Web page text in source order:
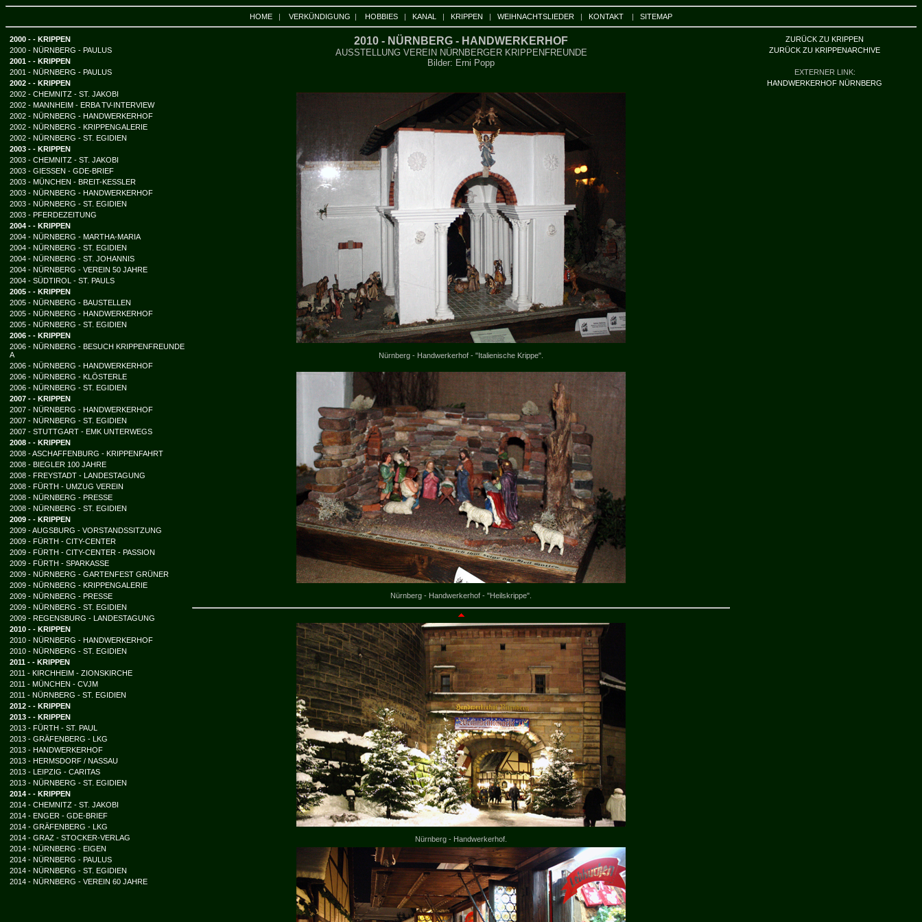
HOME | VERKÜNDIGUNG | HOBBIES | KANAL | KRIPPEN | WEIHNACHTSLIEDER | KONTAKT | SITEMAP
2000 - - KRIPPEN
2000 - NÜRNBERG - PAULUS
2001 - - KRIPPEN
2001 - NÜRNBERG - PAULUS
2002 - - KRIPPEN
2002 - CHEMNITZ - ST. JAKOBI
2002 - MANNHEIM - ERBA TV-INTERVIEW
2002 - NÜRNBERG - HANDWERKERHOF
2002 - NÜRNBERG - KRIPPENGALERIE
2002 - NÜRNBERG - ST. EGIDIEN
2003 - - KRIPPEN
2003 - CHEMNITZ - ST. JAKOBI
2003 - GIESSEN - GDE-BRIEF
2003 - MÜNCHEN - BREIT-KESSLER
2003 - NÜRNBERG - HANDWERKERHOF
2003 - NÜRNBERG - ST. EGIDIEN
2003 - PFERDEZEITUNG
2004 - - KRIPPEN
2004 - NÜRNBERG - MARTHA-MARIA
2004 - NÜRNBERG - ST. EGIDIEN
2004 - NÜRNBERG - ST. JOHANNIS
2004 - NÜRNBERG - VEREIN 50 JAHRE
2004 - SÜDTIROL - ST. PAULS
2005 - - KRIPPEN
2005 - NÜRNBERG - BAUSTELLEN
2005 - NÜRNBERG - HANDWERKERHOF
2005 - NÜRNBERG - ST. EGIDIEN
2006 - - KRIPPEN
2006 - NÜRNBERG - BESUCH KRIPPENFREUNDE
A
2006 - NÜRNBERG - HANDWERKERHOF
2006 - NÜRNBERG - KLÖSTERLE
2006 - NÜRNBERG - ST. EGIDIEN
2007 - - KRIPPEN
2007 - NÜRNBERG - HANDWERKERHOF
2007 - NÜRNBERG - ST. EGIDIEN
2007 - STUTTGART - EMK UNTERWEGS
2008 - - KRIPPEN
2008 - ASCHAFFENBURG - KRIPPENFAHRT
2008 - BIEGLER 100 JAHRE
2008 - FREYSTADT - LANDESTAGUNG
2008 - FÜRTH - UMZUG VEREIN
2008 - NÜRNBERG - PRESSE
2008 - NÜRNBERG - ST. EGIDIEN
2009 - - KRIPPEN
2009 - AUGSBURG - VORSTANDSSITZUNG
2009 - FÜRTH - CITY-CENTER
2009 - FÜRTH - CITY-CENTER - PASSION
2009 - FÜRTH - SPARKASSE
2009 - NÜRNBERG - GARTENFEST GRÜNER
2009 - NÜRNBERG - KRIPPENGALERIE
2009 - NÜRNBERG - PRESSE
2009 - NÜRNBERG - ST. EGIDIEN
2009 - REGENSBURG - LANDESTAGUNG
2010 - - KRIPPEN
2010 - NÜRNBERG - HANDWERKERHOF
2010 - NÜRNBERG - ST. EGIDIEN
2011 - - KRIPPEN
2011 - KIRCHHEIM - ZIONSKIRCHE
2011 - MÜNCHEN - CVJM
2011 - NÜRNBERG - ST. EGIDIEN
2012 - - KRIPPEN
2013 - - KRIPPEN
2013 - FÜRTH - ST. PAUL
2013 - GRÄFENBERG - LKG
2013 - HANDWERKERHOF
2013 - HERMSDORF / NASSAU
2013 - LEIPZIG - CARITAS
2013 - NÜRNBERG - ST. EGIDIEN
2014 - - KRIPPEN
2014 - CHEMNITZ - ST. JAKOBI
2014 - ENGER - GDE-BRIEF
2014 - GRÄFENBERG - LKG
2014 - GRAZ - STOCKER-VERLAG
2014 - NÜRNBERG - EIGEN
2014 - NÜRNBERG - PAULUS
2014 - NÜRNBERG - ST. EGIDIEN
2014 - NÜRNBERG - VEREIN 60 JAHRE
2010 - NÜRNBERG - HANDWERKERHOF
AUSSTELLUNG VEREIN NÜRNBERGER KRIPPENFREUNDE
Bilder: Erni Popp
Nürnberg - Handwerkerhof - "Italienische Krippe".
Nürnberg - Handwerkerhof - "Heilskrippe".
Nürnberg - Handwerkerhof.
ZURÜCK ZU KRIPPEN
ZURÜCK ZU KRIPPENARCHIVE
EXTERNER LINK:
HANDWERKERHOF NÜRNBERG